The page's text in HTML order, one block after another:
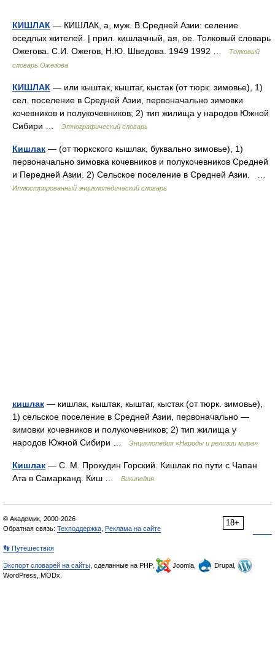
КИШЛАК — КИШЛАК, а, муж. В Средней Азии: селение
оседлых жителей. | прил. кишлачный, ая, ое. Толковый словарь
Ожегова. С.И. Ожегов, Н.Ю. Шведова. 1949 1992 …
Толковый
словарь Ожегова
КИШЛАК — или кыштак, кыштаг, кыстак (от тюрк. зимовье), 1)
сел. поселение в Средней Азии, первоначально зимовки
кочевников и полукочевников; 2) тип жилища у народов Южной
Сибири …
Этнографический словарь
Кишлак — (от тюркского кышлак, буквально зимовье), 1)
первоначально зимовка кочевников и полукочевников Средней
и Передней Азии. 2) Сельское поселение в Средней Азии. …
Иллюстрированный энциклопедический словарь
кишлак — кишлак, кыштак, кыштаг, кыстак (от тюрк. зимовье),
1) сельское поселение в Средней Азии, первоначально —
зимовки кочевников и полукочевников; 2) тип жилища у
народов Южной Сибири …
Энциклопедия «Народы и религии мира»
Кишлак — С. М. Прокудин Горский. Кишлак по пути с Чапан
Ата в Самарканд. Киш …
Википедия
18+
© Академик, 2000-2026
Обратная связь: Техподдержка Реклама на сайте
👣 Путешествия
Экспорт словарей на сайты , сделанные на PHP, Joomla,
Drupal,
WordPress, MODx.